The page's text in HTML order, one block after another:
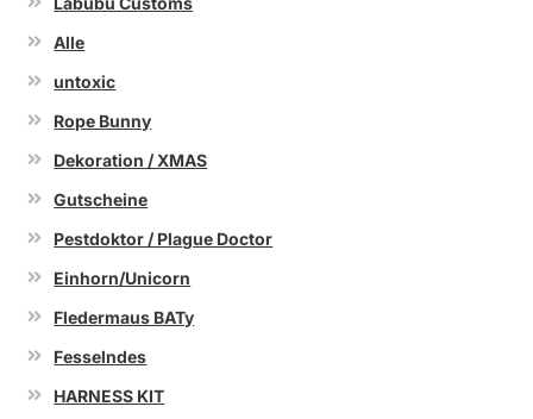
Alle
untoxic
Rope Bunny
Dekoration / XMAS
Gutscheine
Pestdoktor / Plague Doctor
Einhorn/Unicorn
Fledermaus BATy
Fesselndes
HARNESS KIT